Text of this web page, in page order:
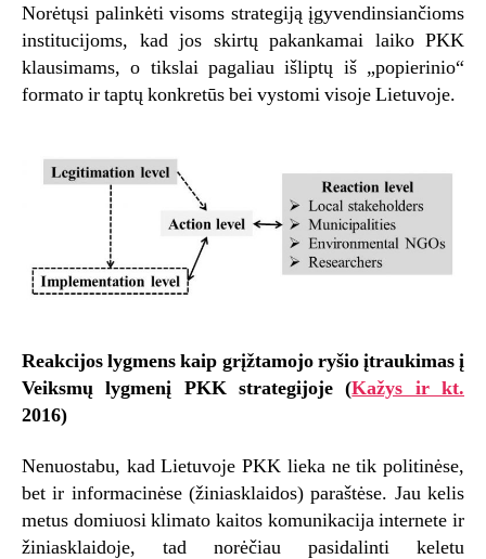
Norėtųsi palinkėti visoms strategiją įgyvendinsiančioms
institucijoms, kad jos skirtų pakankamai laiko PKK
klausimams, o tikslai pagaliau išliptų iš „popierinio“
formato ir taptų konkretūs bei vystomi visoje Lietuvoje.
Reakcijos lygmens kaip grįžtamojo ryšio įtraukimas į
Veiksmų lygmenį PKK strategijoje (Kažys ir kt.
2016)
Nenuostabu, kad Lietuvoje PKK lieka ne tik politinėse,
bet ir informacinėse (žiniasklaidos) paraštėse. Jau kelis
metus domiuosi klimato kaitos komunikacija internete ir
žiniasklaidoje, tad norėčiau pasidalinti keletu